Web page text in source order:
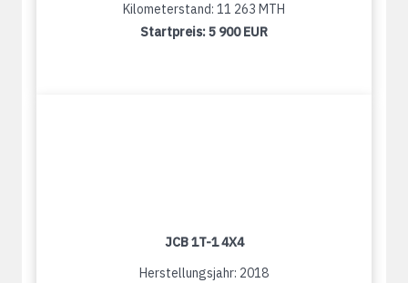
Kilometerstand: 11 263 MTH
Startpreis:5 900 EUR
JCB 1T-1 4X4
Herstellungsjahr: 2018